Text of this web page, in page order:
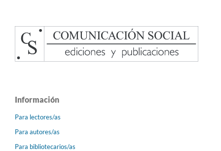
Información
Para lectores/as
Para autores/as
Para bibliotecarios/as